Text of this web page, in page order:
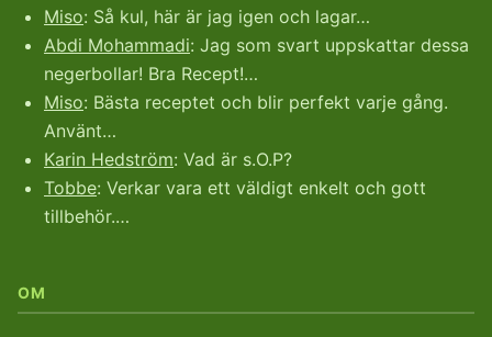
Miso: Så kul, här är jag igen och lagar…
Abdi Mohammadi: Jag som svart uppskattar dessa
negerbollar! Bra Recept!…
Miso: Bästa receptet och blir perfekt varje gång.
Använt…
Karin Hedström: Vad är s.O.P?
Tobbe: Verkar vara ett väldigt enkelt och gott
tillbehör.…
OM